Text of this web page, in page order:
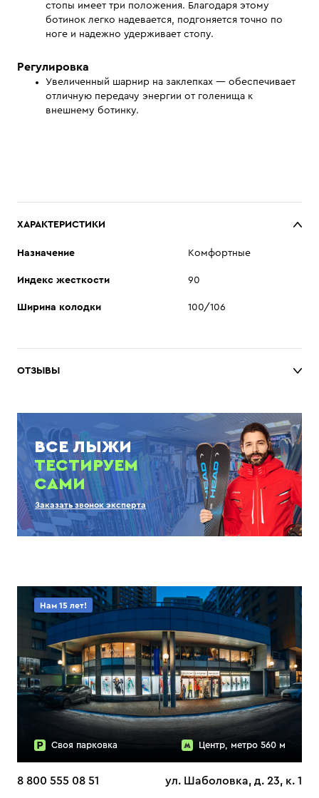
стопы имеет три положения. Благодаря этому
ботинок легко надевается, подгоняется точно по
ноге и надежно удерживает стопу.
Регулировка
Увеличенный шарнир на заклепках — обеспечивает
отличную передачу энергии от голенища к
внешнему ботинку.
ХАРАКТЕРИСТИКИ
Назначение Комфортные
Индекс жесткости 90
Ширина колодки 100/106
ОТЗЫВЫ
ВСЕ ЛЫЖИ
ТЕСТИРУЕМ
САМИ
Заказать звонок эксперта
Нам 15 лет!
Своя парковка Центр, метро 560 м
8 800 555 08 51 ул. Шаболовка, д. 23, к. 1